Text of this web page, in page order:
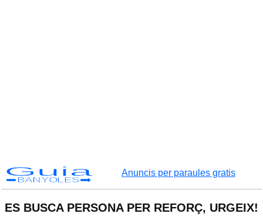
Guia
BANYOLES
Anuncis per paraules gratis
ES BUSCA PERSONA PER REFORÇ, URGEIX!